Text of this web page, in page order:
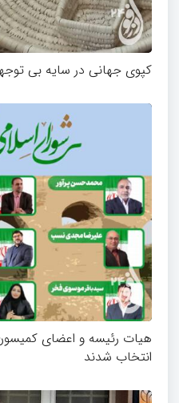
کپوی جهانی در سایه بی
هیات رئیسه و اعضای
انتخاب شدند